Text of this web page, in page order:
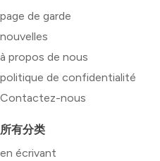
page de garde
nouvelles
à propos de nous
politique de confidentialité
Contactez-nous
所有分类
en écrivant